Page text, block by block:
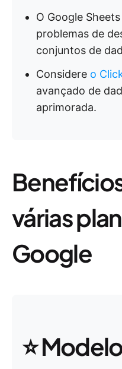
O Google
problemas de
conjuntos de
Considere o
avançado de
aprimorada.
várias
Google
⭐